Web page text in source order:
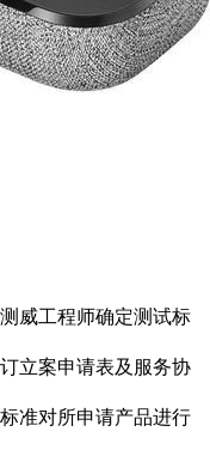
威工程师确定测试标
立案申请表及服务协
准对所申请产品进行